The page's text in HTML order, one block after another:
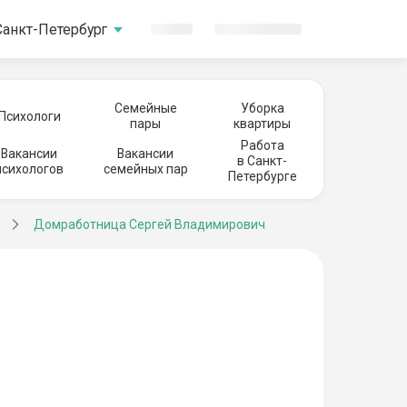
Петербург
Семейные
пары
Уборка
квартиры
Вакансии
Вакансии
семейных пар
Работа
в Санкт-
Петербурге
Домработница Сергей Владимирович